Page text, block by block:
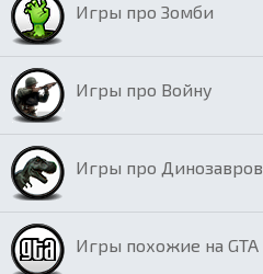
Игры про Зомби
Игры про Войну
Игры про Динозавров
Игры похожие на GTA